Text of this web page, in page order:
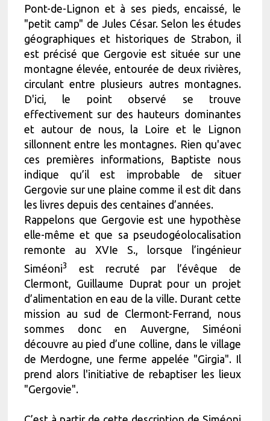
Pont-de-Lignon et à ses pieds, encaissé, le
"petit camp" de Jules César. Selon les études
géographiques et historiques de Strabon, il
est précisé que Gergovie est située sur une
montagne élevée, entourée de deux rivières,
circulant entre plusieurs autres montagnes.
D'ici, le point observé se trouve
effectivement sur des hauteurs dominantes
et autour de nous, la Loire et le Lignon
sillonnent entre les montagnes. Rien qu'avec
ces premières informations, Baptiste nous
indique qu’il est improbable de situer
Gergovie sur une plaine comme il est dit dans
les livres depuis des centaines d’années.
Rappelons que Gergovie est une hypothèse
elle-même et que sa pseudogéolocalisation
remonte au XVIe S., lorsque l’ingénieur
Siméoni3
est recruté par l’évêque de
Clermont, Guillaume Duprat pour un projet
d’alimentation en eau de la ville. Durant cette
mission au sud de Clermont-Ferrand, nous
sommes donc en Auvergne, Siméoni
découvre au pied d’une colline, dans le village
de Merdogne, une ferme appelée "Girgia". Il
prend alors l'initiative de rebaptiser les lieux
"Gergovie".